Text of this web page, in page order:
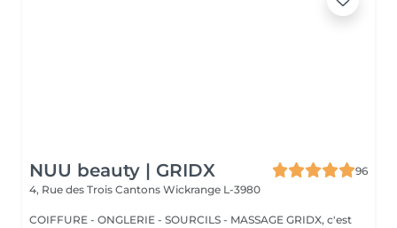
NUU beauty | GRIDX
96
4, Rue des Trois Cantons Wickrange L-3980
COIFFURE - ONGLERIE - SOURCILS - MASSAGE GRIDX, c'est